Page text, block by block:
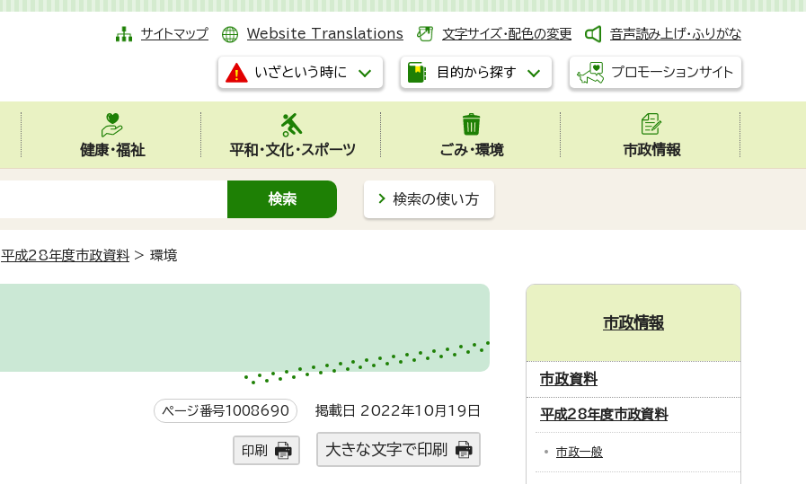
サイトマップ Website Translations 文字サイズ・配色の変更 音声読み上げ・ふりがな
いざという時に 目的から探す プロモーションサイト
健康・福祉 平和・文化・スポーツ ごみ・環境 市政情報
検索の使い方
平成28年度市政資料 > 環境
ページ番号1008690 掲載日 2022年10月19日
印刷 大きな文字で印刷
市政情報
市政資料
平成28年度市政資料
市政一般